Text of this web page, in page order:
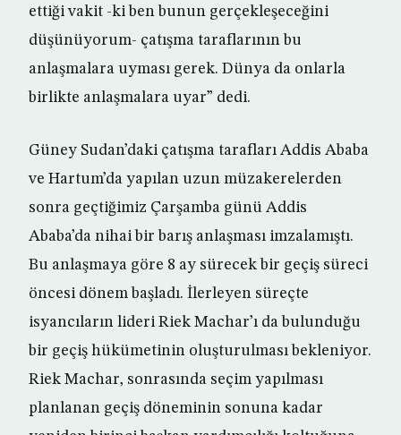
ettiği vakit -ki ben bunun gerçekleşeceğini
düşünüyorum- çatışma taraflarının bu
anlaşmalara uyması gerek. Dünya da onlarla
birlikte anlaşmalara uyar” dedi.
Güney Sudan’daki çatışma tarafları Addis Ababa
ve Hartum’da yapılan uzun müzakerelerden
sonra geçtiğimiz Çarşamba günü Addis
Ababa’da nihai bir barış anlaşması imzalamıştı.
Bu anlaşmaya göre 8 ay sürecek bir geçiş süreci
öncesi dönem başladı. İlerleyen süreçte
isyancıların lideri Riek Machar’ı da bulunduğu
bir geçiş hükümetinin oluşturulması bekleniyor.
Riek Machar, sonrasında seçim yapılması
planlanan geçiş döneminin sonuna kadar